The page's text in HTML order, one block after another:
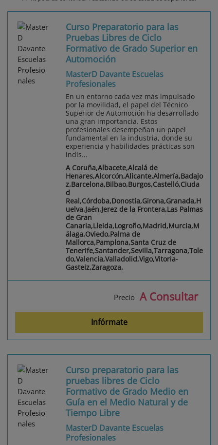
Curso Preparatorio para las
Pruebas Libres de Ciclo
Formativo de Grado Superior en
Automoción
MasterD Davante Escuelas
Profesionales
En un entorno cada vez más impulsado
por la movilidad, el papel del Técnico
Superior de Automoción ha desarrollado
una gran importancia. Estos
profesionales desempeñan un papel
fundamental en la industria, donde su
experiencia y habilidades prácticas son
indis...
A Coruña,Albacete,Alcalá de
Henares,Alcorcón,Alicante,Almería,Badajo
z,Barcelona,Bilbao,Burgos,Castelló,Ciuda
d
Real,Córdoba,Donostia,Girona,Granada,H
uelva,Jaén,Jerez de la Frontera,Las Palmas
de Gran
Canaria,Lleida,Logroño,Madrid,Murcia,M
álaga,Oviedo,Palma de
Mallorca,Pamplona,Santa Cruz de
Tenerife,Santander,Sevilla,Tarragona,Tole
do,Valencia,Valladolid,Vigo,Vitoria-
Gasteiz,Zaragoza,
Precio A Consultar
Infórmate
Curso preparatorio para las
pruebas libres de Ciclo
Formativo de Grado Medio en
Guía en el Medio Natural y de
Tiempo Libre
MasterD Davante Escuelas
Profesionales